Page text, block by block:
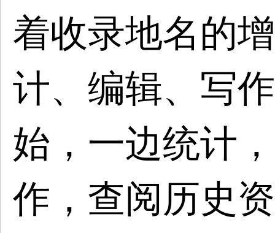
着收录地名的
计、编辑、写
始，一边统计
作，查阅历史